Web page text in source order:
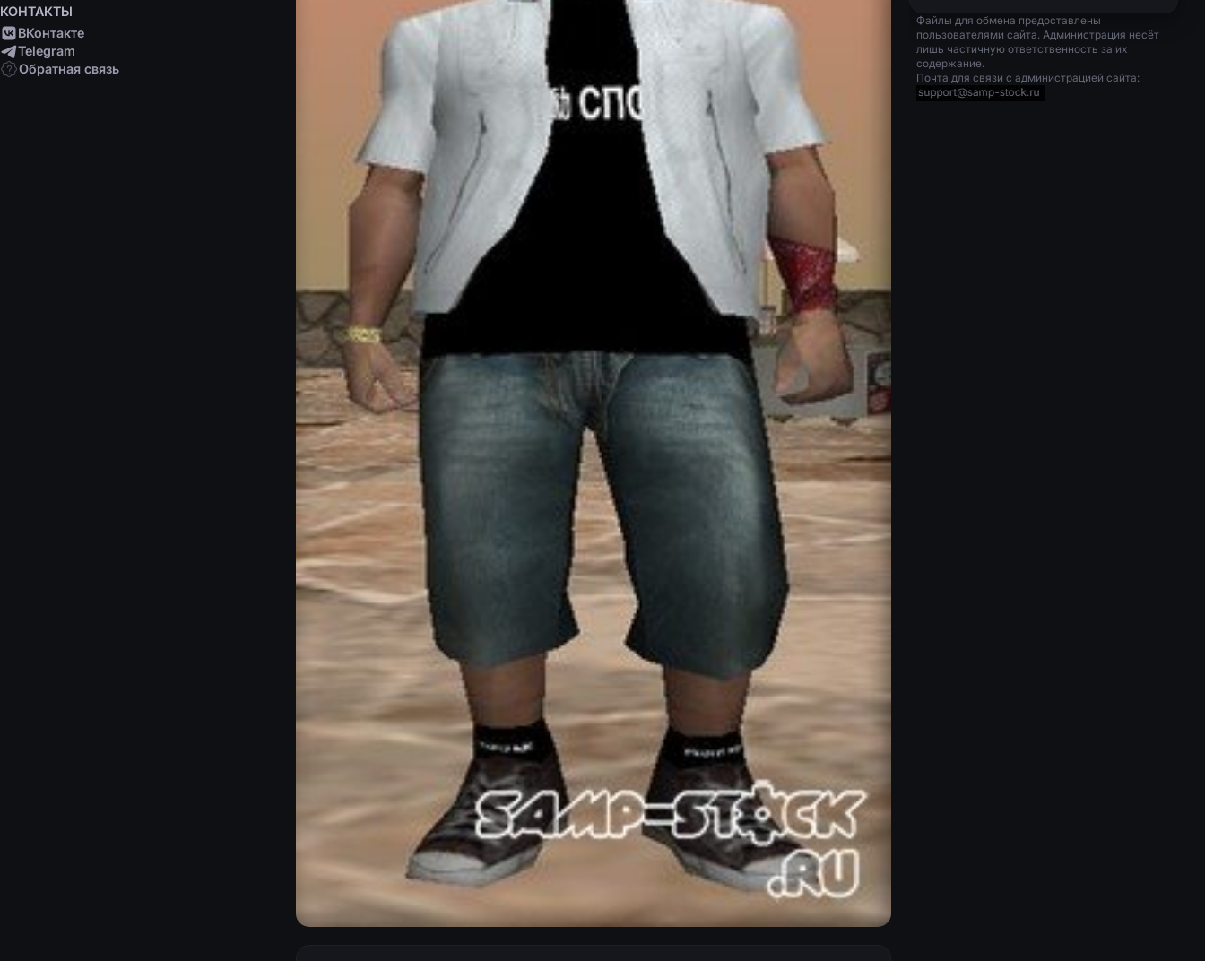
КОНТАКТЫ
ВКонтакте
Telegram
Обратная связь
Файлы для обмена предоставлены
пользователями сайта. Администрация несёт
лишь частичную ответственность за их
содержание.
Почта для связи с администрацией сайта: